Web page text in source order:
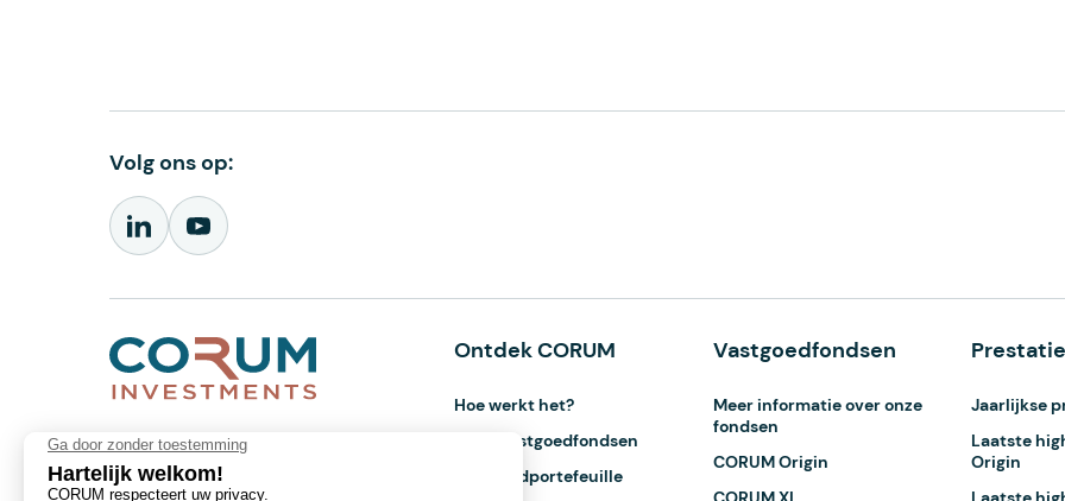
Volg ons op:
Contact
CORUM
Ontdek CORUM
Hoe werkt het?
Onze vastgoedfondsen
Vastgoedportefeuille
Vastgoedfondsen
Meer informatie over onze
fondsen
CORUM Origin
Jaarlijkse
Laatste
Origin